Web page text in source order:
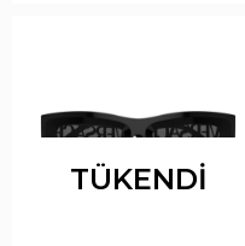
TÜKENDI